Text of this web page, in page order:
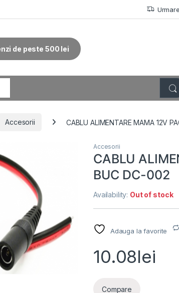
de peste 500 lei
Accesorii CABLU ALIMENTARE MAMA 12V
Accesorii
CABLU
BUC DC-002
Availability: Out of stock
Adauga la favorite
10.08lei
Compare